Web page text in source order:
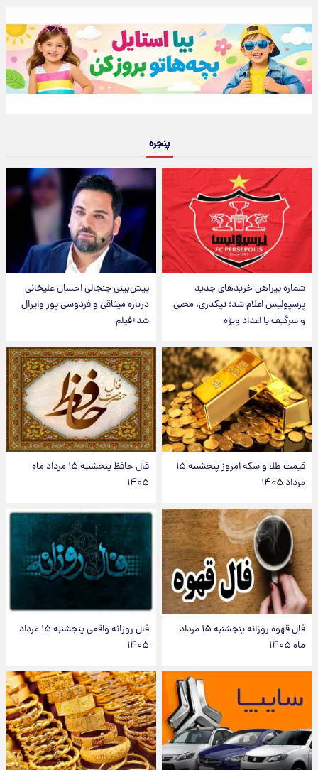
پنجره
شماره پیراهن خریدهای جدید
پرسپولیس اعلام شد؛ تیکدری، محبی
و سرگیف با اعداد ویژه
پیش‌بینی جنجالی احسان علیخانی
درباره میثاقی و فردوسی پور وایرال
شد+فیلم
قیمت طلا و سکه امروز پنجشنبه ۱۵
مرداد ۱۴۰۵
فال حافظ پنجشنبه ۱۵ مرداد ماه
۱۴۰۵
فال قهوه روزانه پنجشنبه ۱۵ مرداد
ماه ۱۴۰۵
فال روزانه واقعی پنجشنبه ۱۵ مرداد
۱۴۰۵